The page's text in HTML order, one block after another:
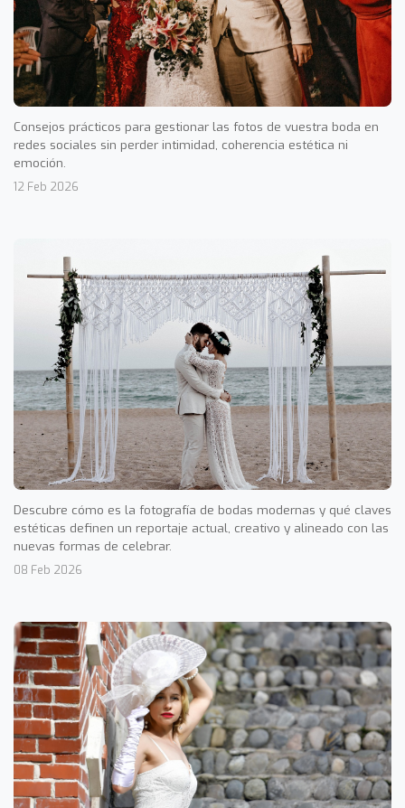
Consejos prácticos para gestionar las fotos de vuestra boda en
redes sociales sin perder intimidad, coherencia estética ni
emoción.
12 Feb 2026
Descubre cómo es la fotografía de bodas modernas y qué claves
estéticas definen un reportaje actual, creativo y alineado con las
nuevas formas de celebrar.
08 Feb 2026